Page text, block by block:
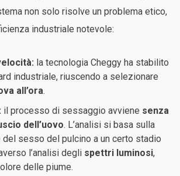
non solo risolve un problema etico,
industriale notevole:
la tecnologia Cheggy ha stabilito
industriale, riuscendo a selezionare
all’ora.
il processo di sessaggio avviene senza
dell’uovo. L’analisi si basa sulla
sesso del pulcino a un certo stadio
l’analisi degli spettri luminosi,
delle piume.